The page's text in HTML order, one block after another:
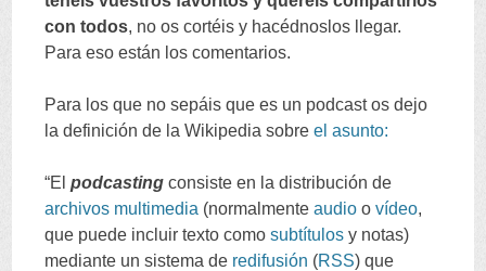
con todos, no os cortéis y hacédnoslos llegar.
Para eso están los comentarios.
Para los que no sepáis que es un podcast os dejo
la definición de la Wikipedia sobre el asunto:
“El podcasting consiste en la distribución de
archivos multimedia (normalmente audio o vídeo,
que puede incluir texto como subtítulos y notas)
mediante un sistema de redifusión (RSS)que